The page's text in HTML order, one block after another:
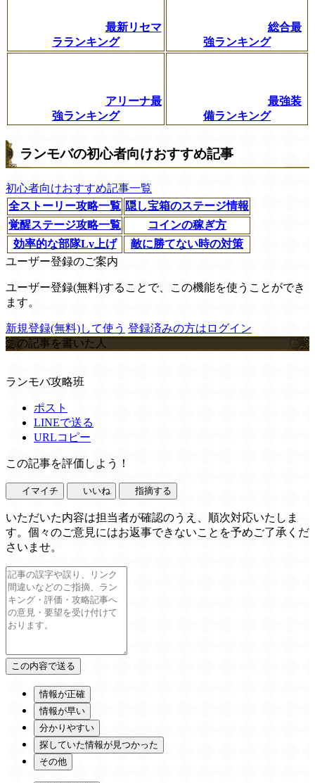
最新リセマ
ラランキング
総合最
強ランキング
アリーナ最
強ランキング
最強装
備ランキング
ランモバの初心者向けおすすめ記事
初心者向けおすすめ記事一覧
全ストーリー攻略一覧 隠し宝箱のステージ情報
覚醒ステージ攻略一覧
コインの稼ぎ方
効率的な部隊Lv上げ
敵に勝てない時の対策
ユーザー登録のご案内
ユーザー登録(無料)することで、この機能を使うことができ
ます。
新規登録(無料)して使う 登録済みの方はログイン
この記事を書いた人
ランモバ攻略班
ポスト
LINEで送る
URLコピー
この記事を評価しよう！
イマイチ いいね 指摘する
いただいた内容は担当者が確認のうえ、順次対応いたしま
す。個々のご意見にはお返事できないことを予めご了承くだ
さいませ。
情報が正確
情報が早い
分かりやすい
探していた情報が見つかった
その他